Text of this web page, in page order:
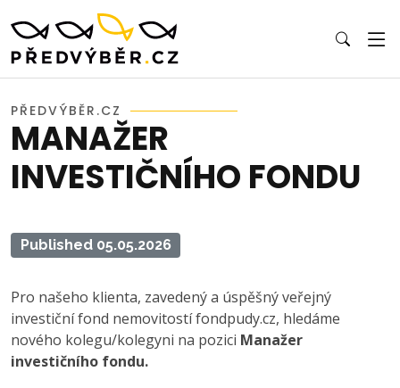
PŘEDVÝBĚR.CZ
MANAŽER
INVESTIČNÍHO FONDU
Published 05.05.2026
Pro našeho klienta, zavedený a úspěšný veřejný
investiční fond nemovitostí fondpudy.cz, hledáme
nového kolegu/kolegyni na pozici Manažer
investičního fondu.